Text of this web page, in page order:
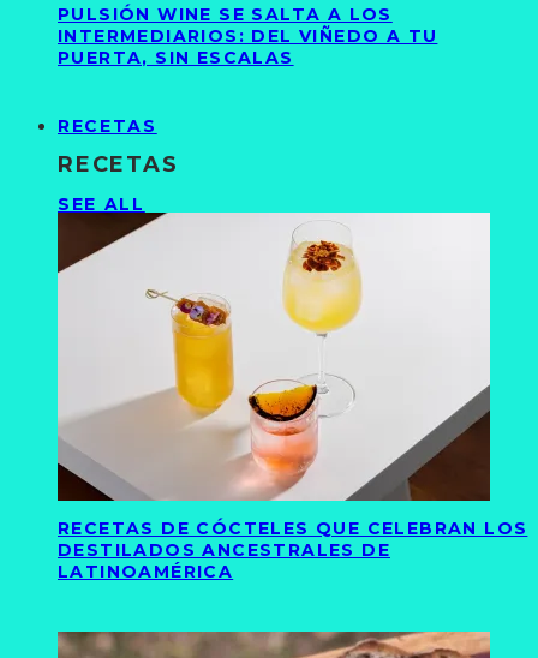
PULSIÓN WINE SE SALTA A LOS
INTERMEDIARIOS: DEL VIÑEDO A TU
PUERTA, SIN ESCALAS
RECETAS
RECETAS
SEE ALL
RECETAS DE CÓCTELES QUE CELEBRAN LOS
DESTILADOS ANCESTRALES DE
LATINOAMÉRICA